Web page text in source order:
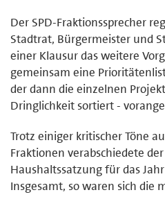
Der SPD-Fraktionssprecher
Stadtrat, Bürgermeister und
einer Klausur das weitere
gemeinsam eine
der dann die einzelnen
Dringlichkeit sortiert -
Trotz einiger kritischer Töne
Fraktionen verabschiedete
Haushaltssatzung für das
Insgesamt, so waren sich die